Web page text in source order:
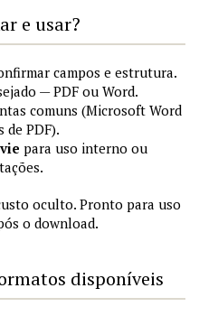
e usar?
campos e estrutura.
— PDF ou Word.
comuns (Microsoft Word
de PDF).
para uso interno ou
oculto. Pronto para uso
o download.
disponíveis